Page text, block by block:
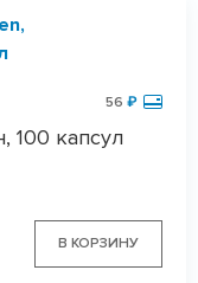
56 ₽
100 капсул
В КОРЗИНУ